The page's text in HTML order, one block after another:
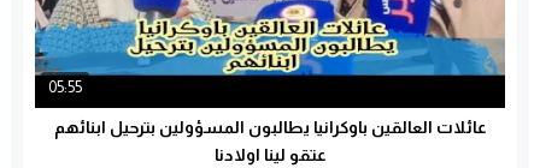
05:55
عائلات العالقين باوكرانيا يطالبون المسؤولين بترحيل ابنائهم
عتقو لينا اولادنا